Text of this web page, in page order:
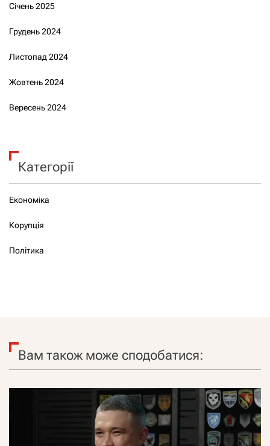
Січень 2025
Грудень 2024
Листопад 2024
Жовтень 2024
Вересень 2024
Категорії
Економіка
Корупція
Політика
Вам також може сподобатися: